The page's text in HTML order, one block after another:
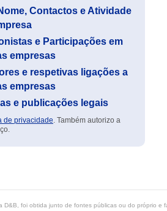
Contactos e Atividade
e Participações em
empresas
e respetivas ligações a
empresas
e publicações legais
de privacidade. Também autorizo a
foi obtida junto de fontes públicas ou do próprio e